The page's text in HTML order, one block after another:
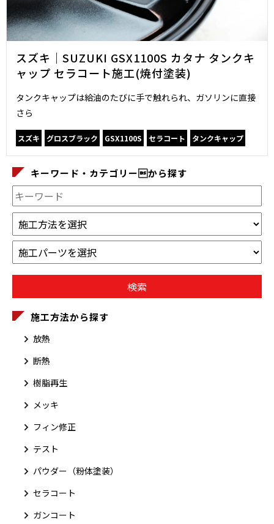
スズキ｜SUZUKI GSX1100S カタナ タンクキ
ャップ セラコート施工(焼付塗装)
タンクキャップは給油のたびに手で触れられ、ガソリンに直接
さら
スズキ グロスブラック GSX1100S セラコート タンクキャップ
キーワード・カテゴリーから探す
施工方法から探す
放熱
断熱
樹脂再生
メッキ
フィン修正
テスト
パウダー（粉体塗装）
セラコート
ガンコート